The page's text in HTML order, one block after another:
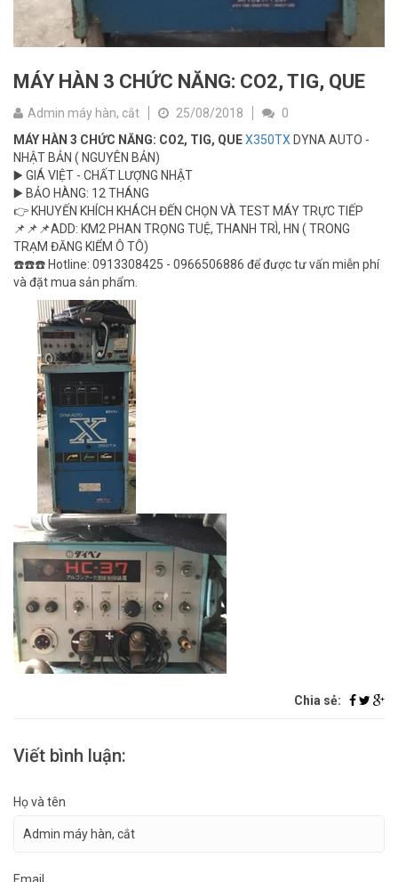
MÁY HÀN 3 CHỨC NĂNG: CO2, TIG, QUE
Admin máy hàn, cắt 25/08/2018
0
MÁY HÀN 3 CHỨC NĂNG: CO2, TIG, QUEX350TX DYNA AUTO -
NHẬT BẢN ( NGUYÊN BẢN)
▶️ GIÁ VIỆT - CHẤT LƯỢNG NHẬT
▶️ BẢO HÀNG: 12 THÁNG
👉 KHUYẾN KHÍCH KHÁCH ĐẾN CHỌN VÀ TEST MÁY TRỰC TIẾP
📌📌📌ADD: KM2 PHAN TRỌNG TUỆ, THANH TRÌ, HN ( TRONG
TRẠM ĐĂNG KIỂM Ô TÔ)
☎️☎️☎️ Hotline: 0913308425 - 0966506886 để được tư vấn miễn phí
và đặt mua sản phẩm.
Chia sẻ:
Viết bình luận:
Họ và tên